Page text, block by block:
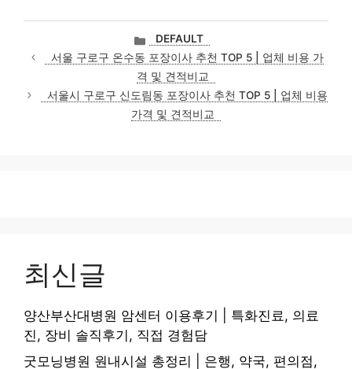
카
테
고
리
DEFAULT
서울 구로구 온수동 포장이사 추천 TOP 5 | 업체 비용 가
격 및 견적비교
서울시 구로구 신도림동 포장이사 추천 TOP 5 | 업체 비용
가격 및 견적비교
최신글
양산부산대병원 암센터 이용후기 | 특화진료, 의료
진, 장비 솔직후기, 직접 경험담
굿모닝병원 원내시설 총정리 | 은행, 약국, 편의점,